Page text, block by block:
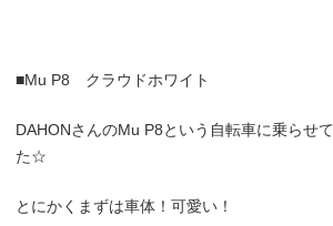
■Mu P8 クラウドホワイト
DAHONさんのMu P8という自転車に乗らせ
た☆
とにかくまずは車体！可愛い！